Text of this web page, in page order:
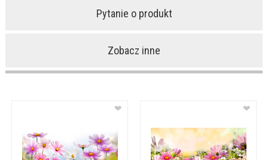
Pytanie o produkt
Zobacz inne
❤ ❤